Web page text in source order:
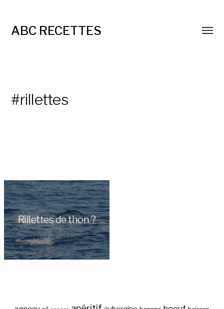
ABC RECETTES
#rillettes
Rillettes de thon ?